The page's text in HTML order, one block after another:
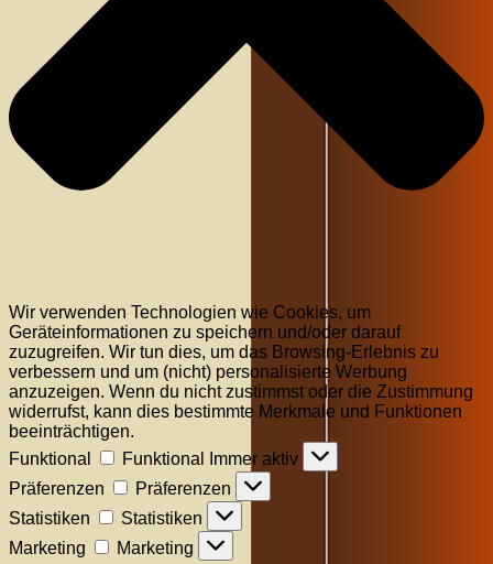
Wir verwenden Technologien wie Cookies, um
Geräteinformationen zu speichern und/oder darauf
zuzugreifen. Wir tun dies, um das Browsing-Erlebnis zu
verbessern und um (nicht) personalisierte Werbung
anzuzeigen. Wenn du nicht zustimmst oder die Zustimmung
widerrufst, kann dies bestimmte Merkmale und Funktionen
beeinträchtigen.
Funktional
Funktional
Immer aktiv
Präferenzen
Präferenzen
Statistiken
Statistiken
Marketing
Marketing